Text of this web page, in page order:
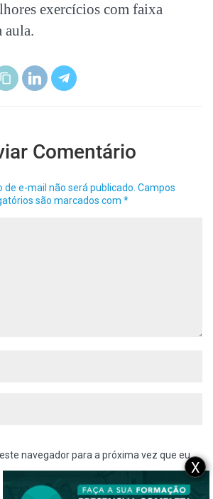
exercícios com faixa
aula.
Comentário
de e-mail não será publicado. Campos
são marcados com *
navegador para a próxima vez que eu
X